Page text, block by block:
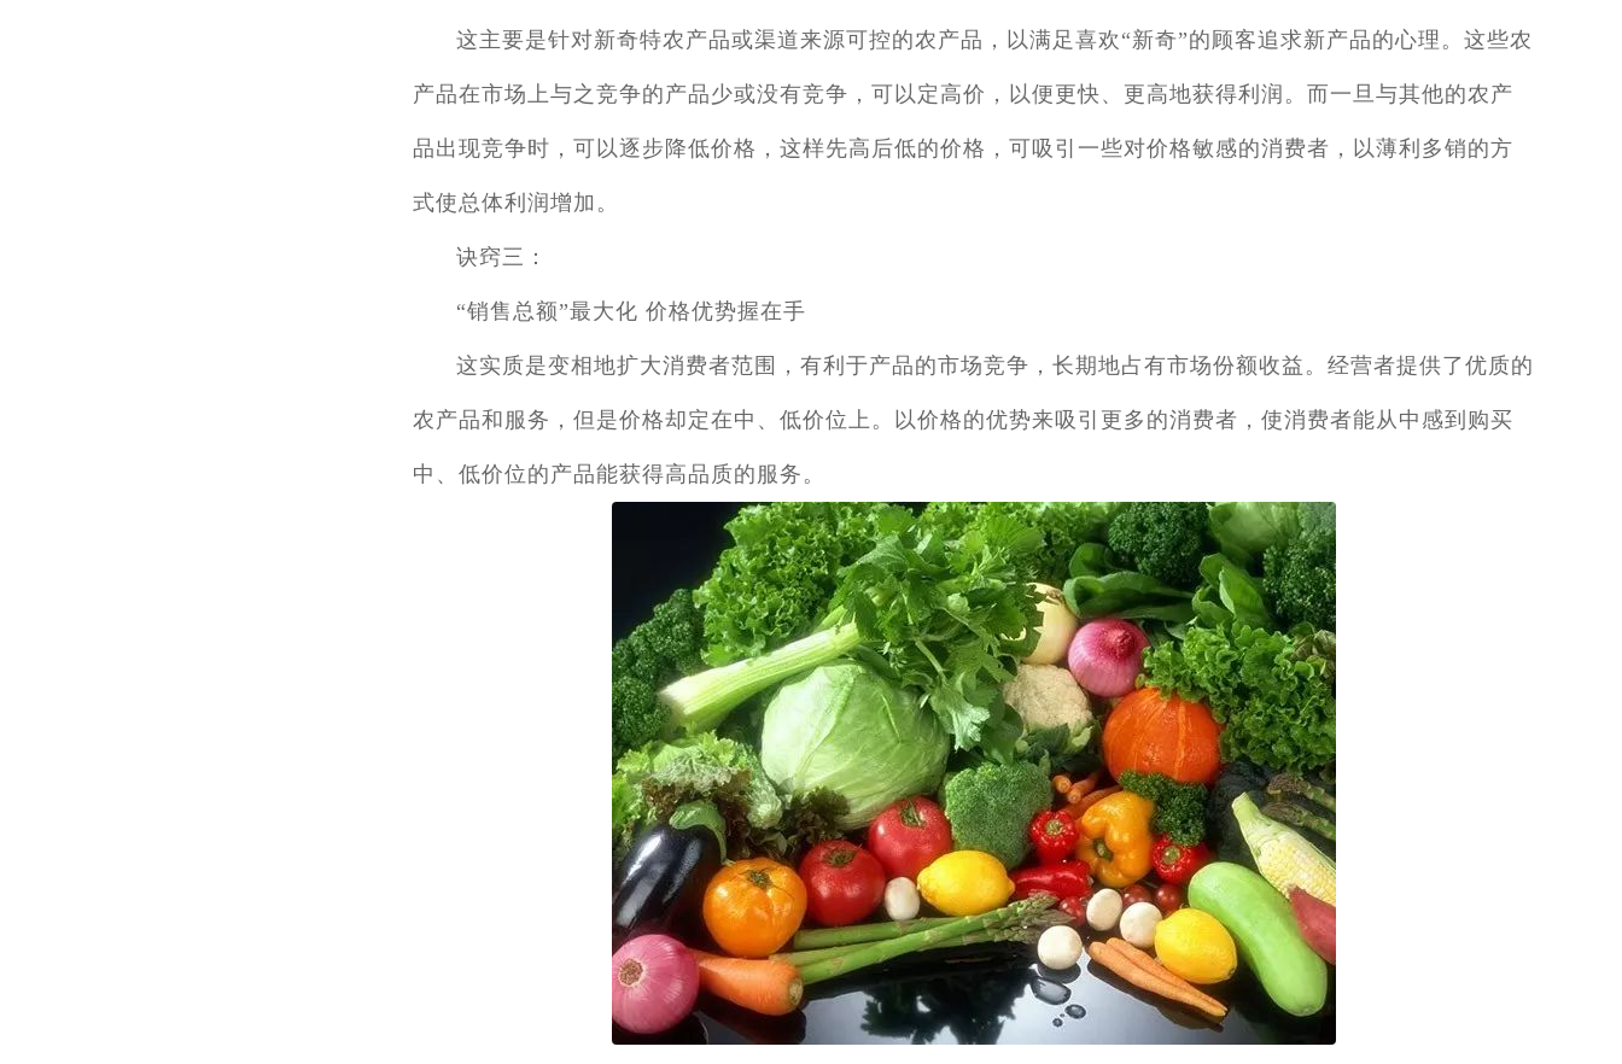
这主要是针对新奇特农产品或渠道来源可控的农产品，以满足喜欢“新奇”的顾客追求新产品的心理。这些农
产品在市场上与之竞争的产品少或没有竞争，可以定高价，以便更快、更高地获得利润。而一旦与其他的农产
品出现竞争时，可以逐步降低价格，这样先高后低的价格，可吸引一些对价格敏感的消费者，以薄利多销的方
式使总体利润增加。
诀窍三：
“销售总额”最大化 价格优势握在手
这实质是变相地扩大消费者范围，有利于产品的市场竞争，长期地占有市场份额收益。经营者提供了优质的
农产品和服务，但是价格却定在中、低价位上。以价格的优势来吸引更多的消费者，使消费者能从中感到购买
中、低价位的产品能获得高品质的服务。